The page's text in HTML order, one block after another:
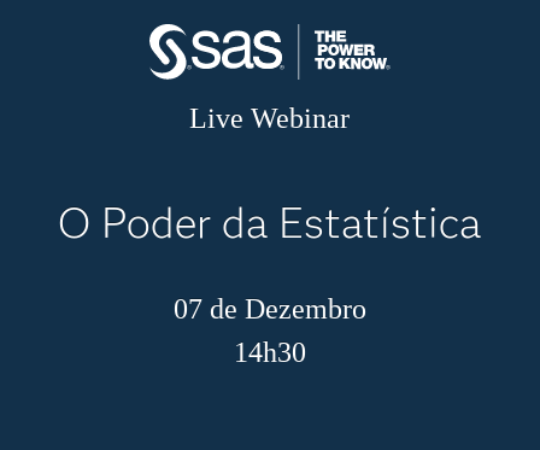
Live Webinar
O Poder da Estatística
07 de Dezembro
14h30